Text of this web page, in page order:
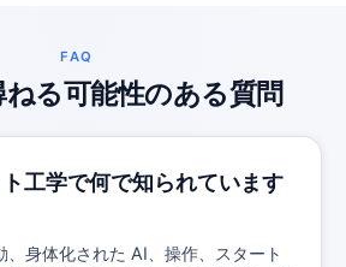
FAQ
る可能性のある質問
工学で何で知られています
、身体化された AI、操作、スタート